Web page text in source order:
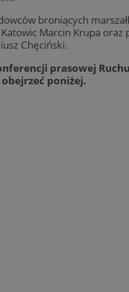
broniących
Marcin Krupa oraz
Chęciński.
prasowej
poniżej.